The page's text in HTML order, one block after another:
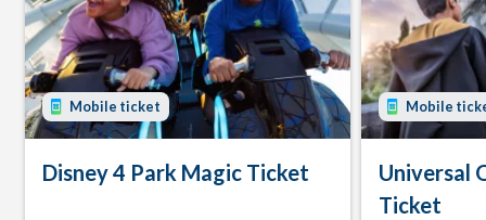
Mobile ticket
Disney 4 Park Magic Ticket
Mobile
Universal
Ticket